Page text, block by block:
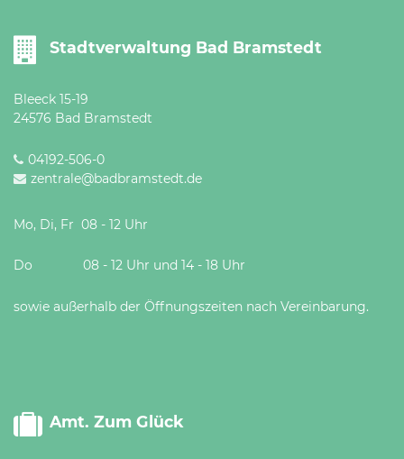
Stadtverwaltung Bad Bramstedt
Bleeck 15-19
24576 Bad Bramstedt
04192-506-0
zentrale@badbramstedt.de
Mo, Di, Fr 08 - 12 Uhr
Do 08 - 12 Uhr und 14 - 18 Uhr
sowie außerhalb der Öffnungszeiten nach Vereinbarung.
Amt. Zum Glück